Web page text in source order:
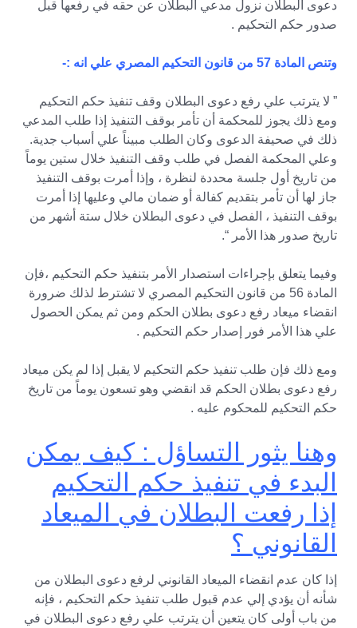
دعوى البطلان نزول مدعي البطلان عن حقه في رفعها قبل
صدور حكم التحكيم .
وتنص المادة 57 من قانون التحكيم المصري علي انه :-
” لا يترتب علي رفع دعوى البطلان وقف تنفيذ حكم التحكيم
ومع ذلك يجوز للمحكمة أن تأمر بوقف التنفيذ إذا طلب المدعي
ذلك في صحيفة الدعوى وكان الطلب مبيناً علي أسباب جدية.
وعلي المحكمة الفصل في طلب وقف التنفيذ خلال ستين يوماً
من تاريخ أول جلسة محددة لنظرة ، وإذا أمرت بوقف التنفيذ
جاز لها أن تأمر بتقديم كفالة أو ضمان مالي وعليها إذا أمرت
بوقف التنفيذ ، الفصل في دعوى البطلان خلال ستة أشهر من
تاريخ صدور هذا الأمر “.
وفيما يتعلق بإجراءات استصدار الأمر بتنفيذ حكم التحكيم ،فإن
المادة 56 من قانون التحكيم المصري لا تشترط لذلك ضرورة
انقضاء ميعاد رفع دعوى بطلان الحكم ومن ثم يمكن الحصول
علي هذا الأمر فور إصدار حكم التحكيم .
ومع ذلك فإن طلب تنفيذ حكم التحكيم لا يقبل إذا لم يكن ميعاد
رفع دعوى بطلان الحكم قد انقضي وهو تسعون يوماً من تاريخ
حكم التحكيم للمحكوم عليه .
وهنا يثور التساؤل : كيف يمكن
البدء في تنفيذ حكم التحكيم
إذا رفعت البطلان في الميعاد
القانوني ؟
إذا كان عدم انقضاء الميعاد القانوني لرفع دعوى البطلان من
شأنه أن يؤدي إلي عدم قبول طلب تنفيذ حكم التحكيم ، فإنه
من باب أولى كان يتعين أن يترتب علي رفع دعوى البطلان في